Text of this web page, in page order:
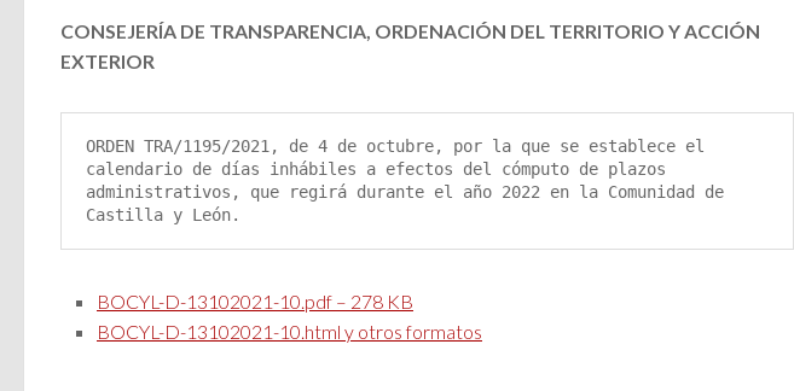
CONSEJERÍA DE TRANSPARENCIA, ORDENACIÓN DEL TERRITORIO Y ACCIÓN
EXTERIOR
ORDEN TRA/1195/2021, de 4 de octubre, por la que se establece el
calendario de días inhábiles a efectos del cómputo de plazos
administrativos, que regirá durante el año 2022 en la Comunidad de
Castilla y León.
BOCYL-D-13102021-10.pdf – 278 KB
BOCYL-D-13102021-10.html y otros formatos